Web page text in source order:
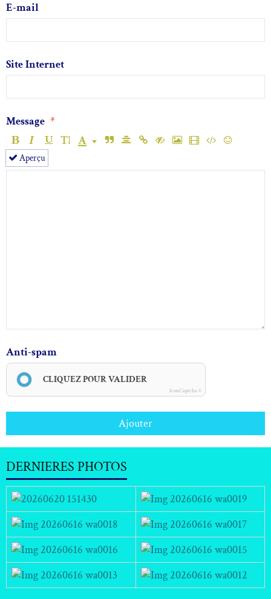
E-mail
Site Internet
Message
Aperçu
Anti-spam
CLIQUEZ POUR VALIDER
IconCaptcha ©
Ajouter
DERNIERES PHOTOS